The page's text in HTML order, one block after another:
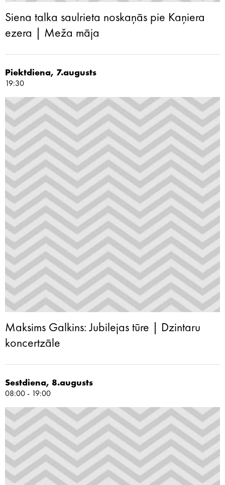
Siena talka saulrieta noskaņās pie Kaņiera
ezera | Meža māja
Piektdiena, 7.augusts
19:30
Maksims Galkins: Jubilejas tūre | Dzintaru
koncertzāle
Sestdiena, 8.augusts
08:00 - 19:00